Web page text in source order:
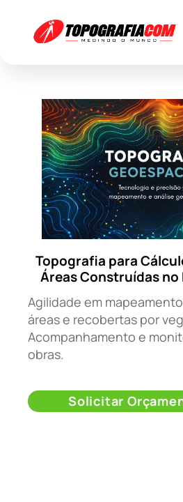
Topografia para
Áreas Construídas no
Agilidade em
áreas e recobertas por
Acompanhamento e
obras.
Solicitar